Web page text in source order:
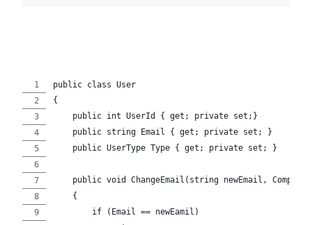
public class User
{
    public int UserId { get; private set;}
    public string Email { get; private set; }
    public UserType Type { get; private set; }
public void ChangeEmail(string newEmail, Company
    {
        if (Email == newEamil)